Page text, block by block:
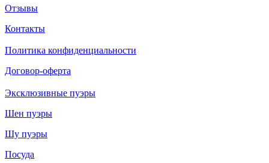
Отзывы
Контакты
Политика конфиденциальности
Договор-оферта
Эксклюзивные пуэры
Шен пуэры
Шу пуэры
Посуда